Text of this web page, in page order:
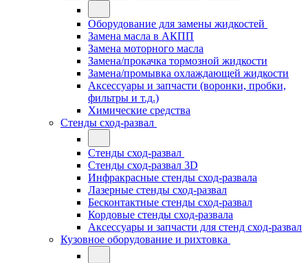
Оборудование для замены жидкостей
Замена масла в АКПП
Замена моторного масла
Замена/прокачка тормозной жидкости
Замена/промывка охлаждающей жидкости
Аксессуары и запчасти (воронки, пробки,
фильтры и т.д.)
Химические средства
Стенды сход-развал
Стенды сход-развал
Стенды сход-развал 3D
Инфракрасные стенды сход-развала
Лазерные стенды сход-развал
Бесконтактные стенды сход-развал
Кордовые стенды сход-развала
Аксессуары и запчасти для стенд сход-развал
Кузовное оборудование и рихтовка